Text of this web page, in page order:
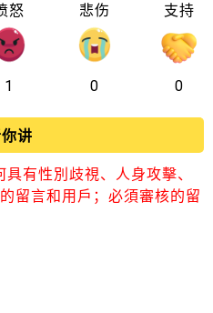
怒
1
悲伤
0
支持
0
讲
有性別歧視、人身攻擊、
留言和用戶；必須審核的留